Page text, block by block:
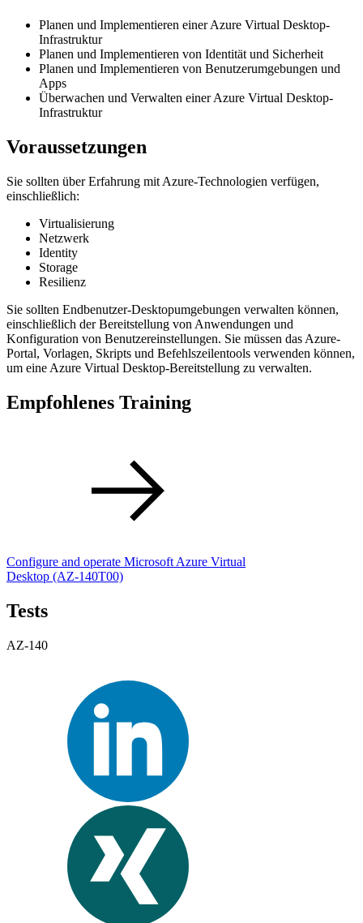
Planen und Implementieren einer Azure Virtual Desktop-
Infrastruktur
Planen und Implementieren von Identität und Sicherheit
Planen und Implementieren von Benutzerumgebungen und
Apps
Überwachen und Verwalten einer Azure Virtual Desktop-
Infrastruktur
Voraussetzungen
Sie sollten über Erfahrung mit Azure-Technologien verfügen,
einschließlich:
Virtualisierung
Netzwerk
Identity
Storage
Resilienz
Sie sollten Endbenutzer-Desktopumgebungen verwalten können,
einschließlich der Bereitstellung von Anwendungen und
Konfiguration von Benutzereinstellungen. Sie müssen das Azure-
Portal, Vorlagen, Skripts und Befehlszeilentools verwenden können,
um eine Azure Virtual Desktop-Bereitstellung zu verwalten.
Empfohlenes Training
Configure and operate Microsoft Azure Virtual
Desktop (AZ-140T00)
Tests
AZ-140